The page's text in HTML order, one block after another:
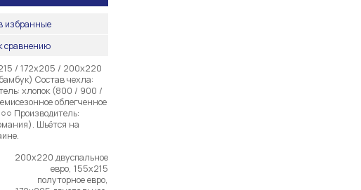
избранные
сравнению
/ 172х205 / 200х220
Состав чехла:
хлопок (800 / 900 /
облегченное
Производитель:
Шьётся на
200х220 двуспальное
евро, 155х215
полуторное евро,